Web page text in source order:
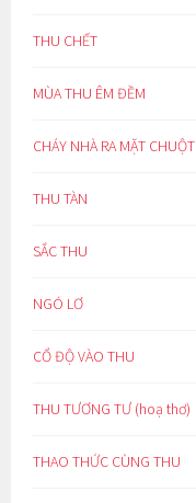
THU CHẾT
MÙA THU ÊM ĐỀM
CHÁY NHÀ RA MẶT CHUỘT
THU TÀN
SẮC THU
NGÓ LƠ
CỔ ĐỘ VÀO THU
THU TƯƠNG TƯ (hoạ thơ)
THAO THỨC CÙNG THU